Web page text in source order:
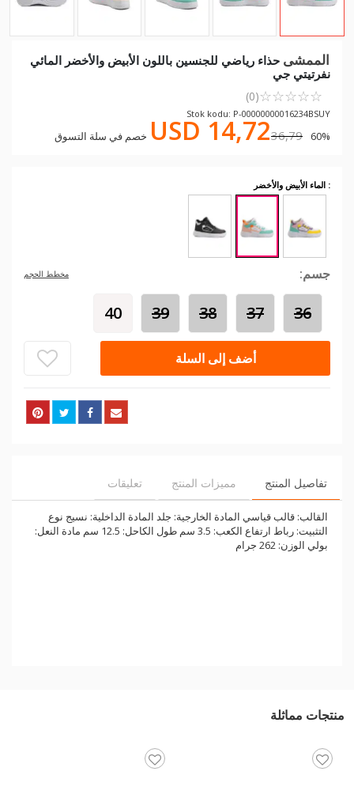
الممشى حذاء رياضي للجنسين باللون الأبيض والأخضر المائي
نفرتيتي جي
☆
☆
☆
☆
☆ ★
★
★
★
★
(0)
Stok kodu: P-00000000016234BSUY
USD 14,7236,79 60% خصم في سلة التسوق
: الماء الأبيض والأخضر
جسم: مخطط الحجم
36
37
38
39
40
أضف إلى السلة
تفاصيل المنتج مميزات المنتج تعليقات
القالب: قالب قياسي المادة الخارجية: جلد المادة الداخلية: نسيج نوع
التثبيت: رباط ارتفاع الكعب: 3.5 سم طول الكاحل: 12.5 سم مادة النعل:
بولي الوزن: 262 جرام
منتجات مماثلة